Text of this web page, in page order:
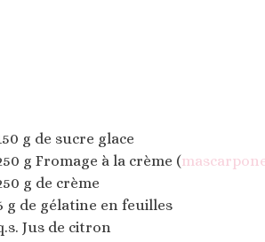
g de sucre glace
g Fromage à la crème (
g de crème
g de gélatine en feuilles
Jus de citron